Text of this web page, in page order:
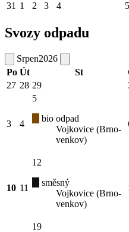
31 1 2 3 4 5
Svozy odpadu
Srpen2026
Po Út St
27 28 29
3 4
5
bio odpad
Vojkovice (Brno-
venkov)
10 11
12
směsný
Vojkovice (Brno-
venkov)
19